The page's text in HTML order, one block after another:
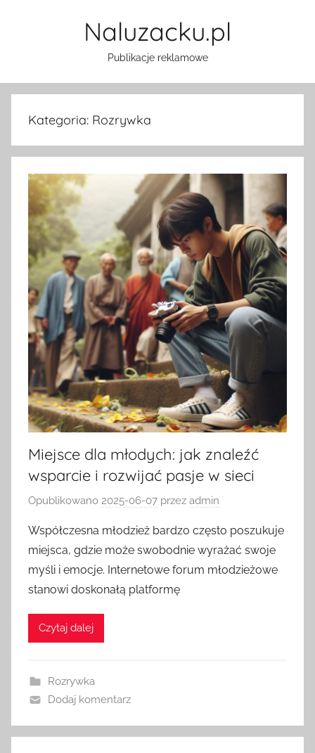
Naluzacku.pl
Publikacje reklamowe
Kategoria: Rozrywka
Miejsce dla młodych: jak znaleźć
wsparcie i rozwijać pasje w sieci
Opublikowano 2025-06-07 przez admin
Współczesna młodzież bardzo często poszukuje
miejsca, gdzie może swobodnie wyrażać swoje
myśli i emocje. Internetowe forum młodzieżowe
stanowi doskonałą platformę
Czytaj dalej
Rozrywka
Dodaj komentarz